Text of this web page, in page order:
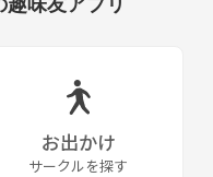
お出かけ
サークルを探す